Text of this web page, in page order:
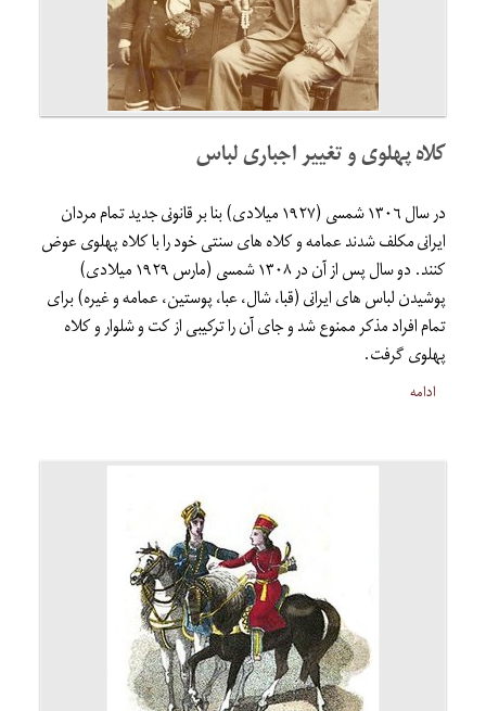
کلاه پهلوی و تغییر اجباری لباس
در سال ١٣٠٦ شمسى (۱۹۲۷ میلادی) بنا بر قانونى جديد تمام مردان
ايرانى مكلف شدند عمامه و كلاه های سنتی خود را با كلاه پهلوى عوض
كنند. دو سال پس از آن در ١٣٠٨ شمسى (مارس ۱۹۲۹ میلادی)
پوشيدن لباس هاى ايرانى (قبا، شال، عبا، پوستین، عمامه و غیره) براى
تمام افراد مذكر ممنوع شد و جاى آن را تركيبى از كت و شلوار و كلاه
پهلوى گرفت.
ادامه